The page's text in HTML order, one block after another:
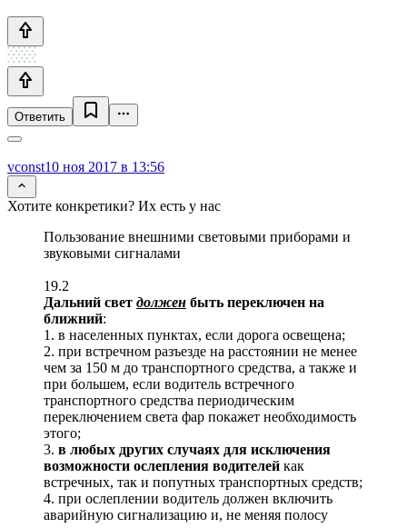
Ответить
vconst10 ноя 2017 в 13:56
Хотите конкретики? Их есть у нас
Пользование внешними световыми приборами и
звуковыми сигналами
19.2
Дальний свет должен быть переключен на
ближний:
1. в населенных пунктах, если дорога освещена;
2. при встречном разъезде на расстоянии не менее
чем за 150 м до транспортного средства, а также и
при большем, если водитель встречного
транспортного средства периодическим
переключением света фар покажет необходимость
этого;
3. в любых других случаях для исключения
возможности ослепления водителей как
встречных, так и попутных транспортных средств;
4. при ослеплении водитель должен включить
аварийную сигнализацию и, не меняя полосу